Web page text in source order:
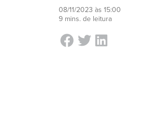
08/11/2023 às 15:00
9 mins. de leitura